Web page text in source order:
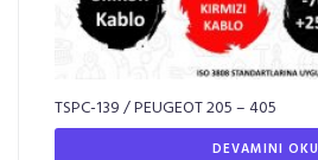
TSPC-139 / PEUGEOT 205 – 405
DEVAMINI OKU